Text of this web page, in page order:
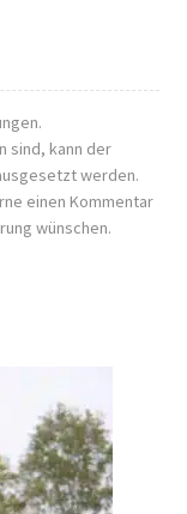
sind, kann der
werden.
einen Kommentar
wünschen.